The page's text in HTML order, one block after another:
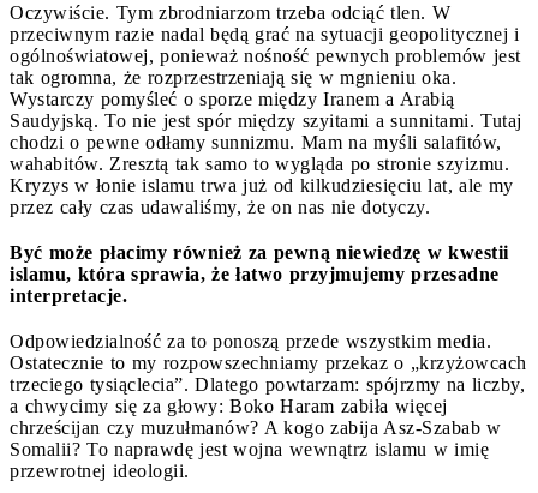
Oczywiście. Tym zbrodniarzom trzeba odciąć tlen. W
przeciwnym razie nadal będą grać na sytuacji geopolitycznej i
ogólnoświatowej, ponieważ nośność pewnych problemów jest
tak ogromna, że rozprzestrzeniają się w mgnieniu oka.
Wystarczy pomyśleć o sporze między Iranem a Arabią
Saudyjską. To nie jest spór między szyitami a sunnitami. Tutaj
chodzi o pewne odłamy sunnizmu. Mam na myśli salafitów,
wahabitów. Zresztą tak samo to wygląda po stronie szyizmu.
Kryzys w łonie islamu trwa już od kilkudziesięciu lat, ale my
przez cały czas udawaliśmy, że on nas nie dotyczy.
Być może płacimy również za pewną niewiedzę w kwestii
islamu, która sprawia, że łatwo przyjmujemy przesadne
interpretacje.
Odpowiedzialność za to ponoszą przede wszystkim media.
Ostatecznie to my rozpowszechniamy przekaz o „krzyżowcach
trzeciego tysiąclecia”. Dlatego powtarzam: spójrzmy na liczby,
a chwycimy się za głowy: Boko Haram zabiła więcej
chrześcijan czy muzułmanów? A kogo zabija Asz-Szabab w
Somalii? To naprawdę jest wojna wewnątrz islamu w imię
przewrotnej ideologii.